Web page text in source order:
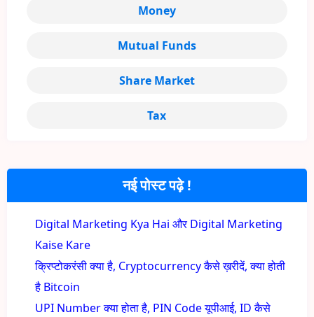
नई पोस्ट पढ़े !
Digital Marketing Kya Hai और Digital Marketing
Kaise Kare
क्रिप्टोकरंसी क्या है, Cryptocurrency कैसे ख़रीदें, क्या होती
है Bitcoin
UPI Number क्या होता है, PIN Code यूपीआई, ID कैसे
Money
Mutual Funds
Share Market
Tax